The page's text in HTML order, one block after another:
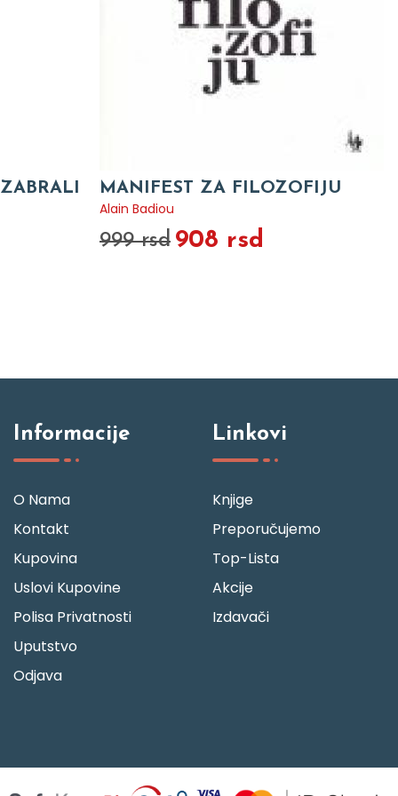
MANIFEST ZA FILOZOFIJU
Alain Badiou
999 rsd 908 rsd
Informacije
O Nama
Kontakt
Kupovina
Uslovi Kupovine
Polisa Privatnosti
Uputstvo
Odjava
Linkovi
Knjige
Preporučujemo
Top-Lista
Akcije
Izdavači